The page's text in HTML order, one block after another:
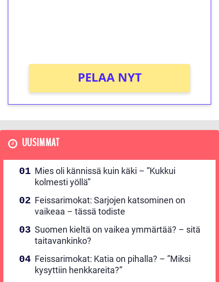
PELAA NYT
UUSIMMAT
Mies oli kännissä kuin käki – ”Kukkui
kolmesti yöllä”
Feissarimokat: Sarjojen katsominen on
vaikeaa – tässä todiste
Suomen kieltä on vaikea ymmärtää? – sitä
taitavankinko?
Feissarimokat: Katia on pihalla? – ”Miksi
kysyttiin henkkareita?”